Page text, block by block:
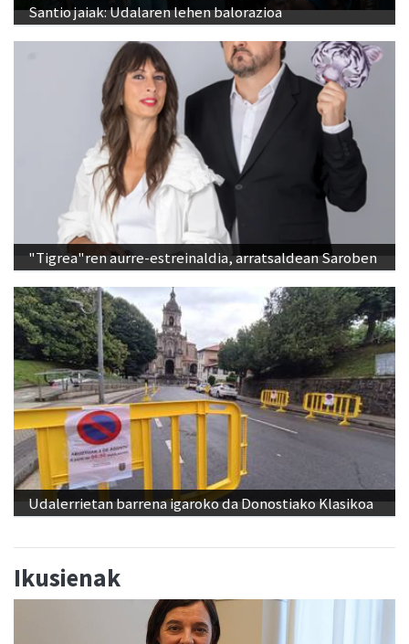
Santio jaiak: Udalaren lehen balorazioa
"Tigrea"ren aurre-estreinaldia, arratsaldean Saroben
Udalerrietan barrena igaroko da Donostiako Klasikoa
Ikusienak